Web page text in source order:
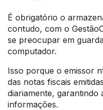
É obrigatório o
contudo, com o
se preocupar em
computador.
Isso porque o emissor
das notas fiscais
diariamente, garantindo
informações.